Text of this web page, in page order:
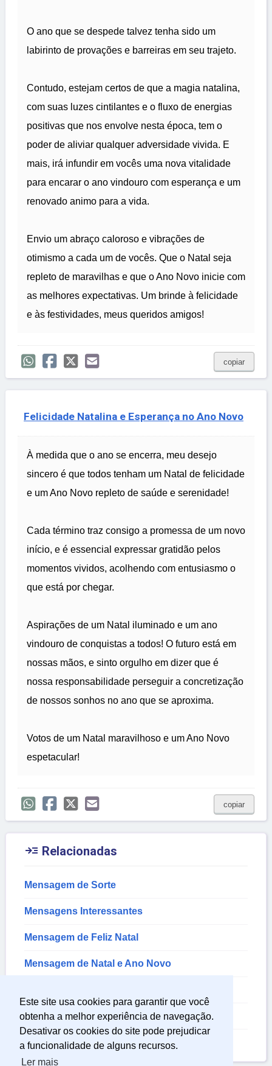
Este site usa cookies para garantir que você
obtenha a melhor experiência de navegação.
Desativar os cookies do site pode prejudicar
a funcionalidade de alguns recursos.
Ler mais
O ano que se despede talvez tenha sido um
labirinto de provações e barreiras em seu trajeto.
Contudo, estejam certos de que a magia natalina,
com suas luzes cintilantes e o fluxo de energias
positivas que nos envolve nesta época, tem o
poder de aliviar qualquer adversidade vivida. E
mais, irá infundir em vocês uma nova vitalidade
para encarar o ano vindouro com esperança e um
renovado animo para a vida.
Envio um abraço caloroso e vibrações de
otimismo a cada um de vocês. Que o Natal seja
repleto de maravilhas e que o Ano Novo inicie com
as melhores expectativas. Um brinde à felicidade
e às festividades, meus queridos amigos!
copiar
Felicidade Natalina e Esperança no Ano Novo
À medida que o ano se encerra, meu desejo
sincero é que todos tenham um Natal de felicidade
e um Ano Novo repleto de saúde e serenidade!
Cada término traz consigo a promessa de um novo
início, e é essencial expressar gratidão pelos
momentos vividos, acolhendo com entusiasmo o
que está por chegar.
Aspirações de um Natal iluminado e um ano
vindouro de conquistas a todos! O futuro está em
nossas mãos, e sinto orgulho em dizer que é
nossa responsabilidade perseguir a concretização
de nossos sonhos no ano que se aproxima.
Votos de um Natal maravilhoso e um Ano Novo
espetacular!
copiar
 Relacionadas
Mensagem de Sorte
Mensagens Interessantes
Mensagem de Feliz Natal
Mensagem de Natal e Ano Novo
Mensagem de Reveillon
Mensagem de Natal